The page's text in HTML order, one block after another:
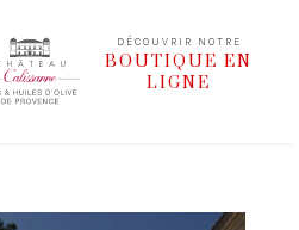
DÉCOUVRIR NOTRE
BOUTIQUE EN
LIGNE